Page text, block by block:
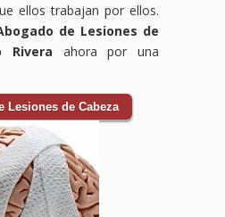
ellos trabajan por ellos.
de Lesiones de
Rivera ahora por una
Lesiones de Cabeza